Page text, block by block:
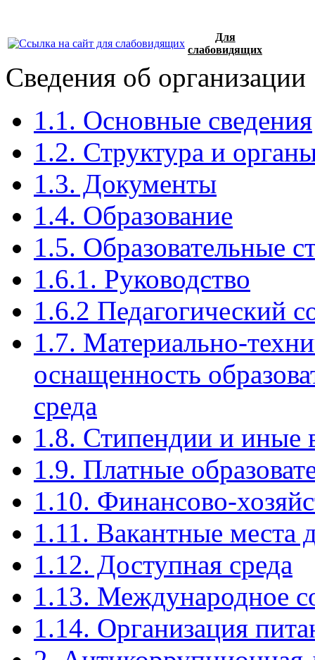
Для
слабовидящих
Сведения об организации
1.1. Основные сведения
1.2. Структура и
1.3. Документы
1.4. Образование
1.5. Образовательные
1.6.1. Руководство
1.6.2 Педагогический
1.7. Материально-
оснащенность
среда
1.8. Стипендии и иные
1.9. Платные
1.10. Финансово-
1.11. Вакантные места
1.12. Доступная среда
1.13. Международное
1.14. Организация